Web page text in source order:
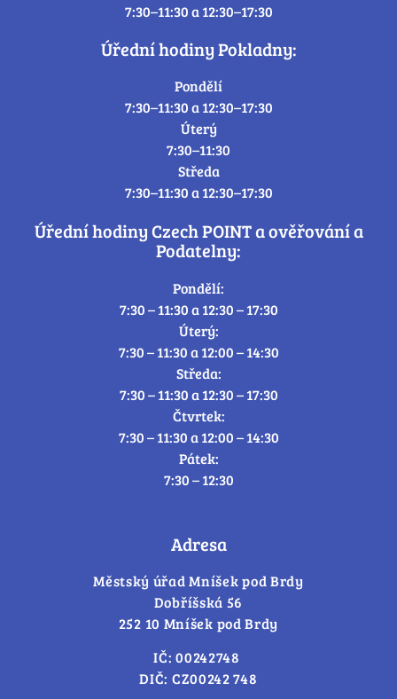
7:30–11:30 a 12:30–17:30
Úřední hodiny Pokladny:
Pondělí
7:30–11:30 a 12:30–17:30
Úterý
7:30–11:30
Středa
7:30–11:30 a 12:30–17:30
Úřední hodiny Czech POINT a ověřování a
Podatelny:
Pondělí:
7:30 – 11:30 a 12:30 – 17:30
Úterý:
7:30 – 11:30 a 12:00 – 14:30
Středa:
7:30 – 11:30 a 12:30 – 17:30
Čtvrtek:
7:30 – 11:30 a 12:00 – 14:30
Pátek:
7:30 – 12:30
Adresa
Městský úřad Mníšek pod Brdy
Dobříšská 56
252 10 Mníšek pod Brdy
IČ: 00242748
DIČ: CZ00242 748